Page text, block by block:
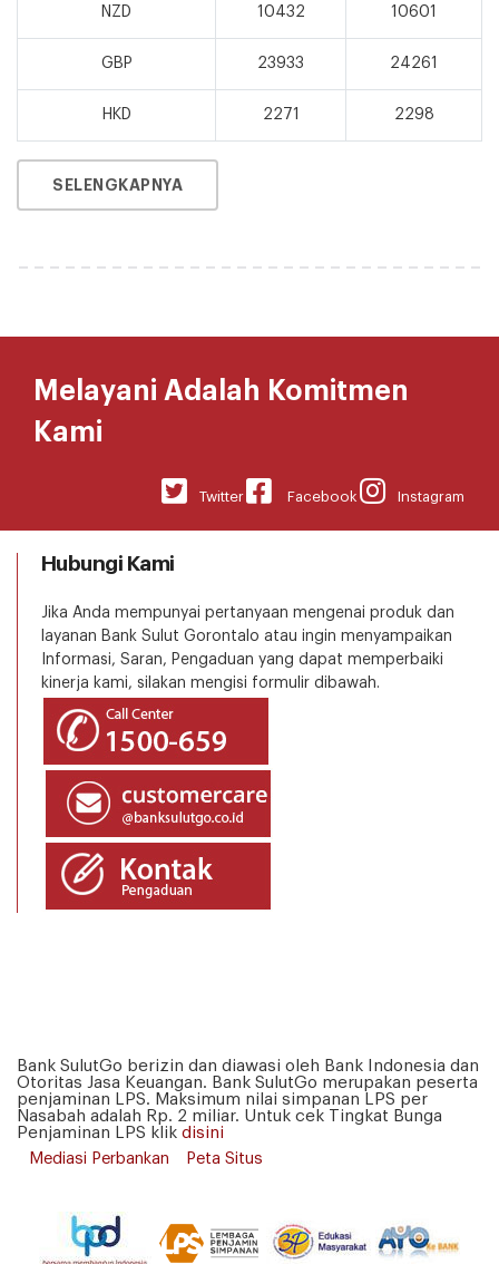
NZD 10432 10601
GBP 23933 24261
HKD 2271 2298
SELENGKAPNYA
Melayani Adalah Komitmen
Kami
Instagram
Facebook
Twitter
Hubungi Kami
Jika Anda mempunyai pertanyaan mengenai produk dan
layanan Bank Sulut Gorontalo atau ingin menyampaikan
Informasi, Saran, Pengaduan yang dapat memperbaiki
kinerja kami, silakan mengisi formulir dibawah.
Bank SulutGo berizin dan diawasi oleh Bank Indonesia dan
Otoritas Jasa Keuangan. Bank SulutGo merupakan peserta
penjaminan LPS. Maksimum nilai simpanan LPS per
Nasabah adalah Rp. 2 miliar. Untuk cek Tingkat Bunga
Penjaminan LPS klik disini
Mediasi Perbankan
Peta Situs